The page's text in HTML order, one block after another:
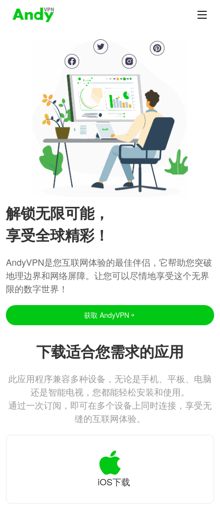
解锁无限可能，
享受全球精彩！
AndyVPN是您互联网体验的最佳伴侣，它帮助您突破
地理边界和网络屏障。让您可以尽情地享受这个无界
限的数字世界！
获取 AndyVPN
下载适合您需求的应用
此应用程序兼容多种设备，无论是手机、平板、电脑
还是智能电视，您都能轻松安装和使用。
通过一次订阅，即可在多个设备上同时连接，享受无
缝的互联网体验。
iOS下载